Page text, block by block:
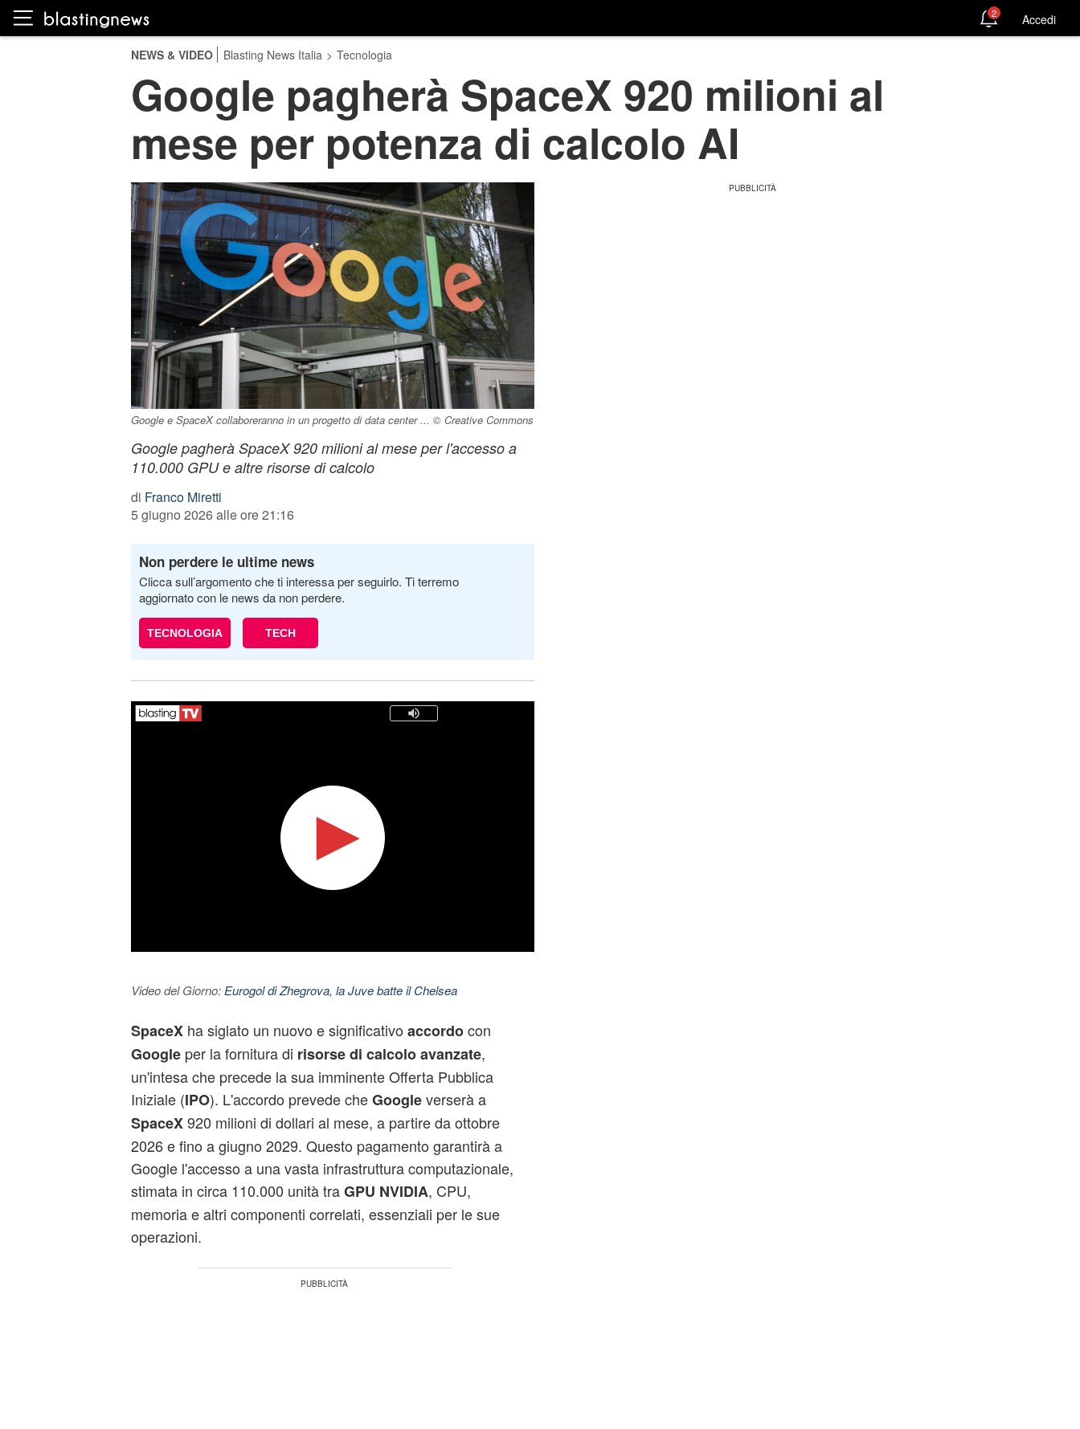
2 Accedi
NEWS & VIDEO Blasting News Italia > Tecnologia
Google pagherà SpaceX 920 milioni al
mese per potenza di calcolo AI
Google e SpaceX collaboreranno in un progetto di data center ... © Creative Commons
Google pagherà SpaceX 920 milioni al mese per l'accesso a
110.000 GPU e altre risorse di calcolo
di Franco Miretti
5 giugno 2026 alle ore 21:16
Non perdere le ultime news
Clicca sull’argomento che ti interessa per seguirlo. Ti terremo
aggiornato con le news da non perdere.
TECNOLOGIA TECH
Video del Giorno: Eurogol di Zhegrova, la Juve batte il Chelsea
SpaceXha siglato un nuovo e significativo accordocon
Googleper la fornitura di risorse di calcolo avanzate,
un'intesa che precede la sua imminente Offerta Pubblica
Iniziale (IPO). L'accordo prevede cheGoogleverserà a
SpaceX920 milioni di dollari al mese, a partire da ottobre
2026 e fino a giugno 2029. Questo pagamento garantirà a
Google l'accesso a una vasta infrastruttura computazionale,
stimata in circa 110.000 unità traGPU NVIDIA, CPU,
memoria e altri componenti correlati, essenziali per le sue
operazioni.